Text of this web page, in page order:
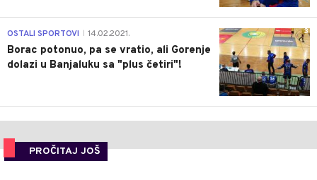
3
OSTALI SPORTOVI 14.02.2021.
Borac potonuo, pa se vratio, ali Gorenje
dolazi u Banjaluku sa "plus četiri"!
PROČITAJ JOŠ